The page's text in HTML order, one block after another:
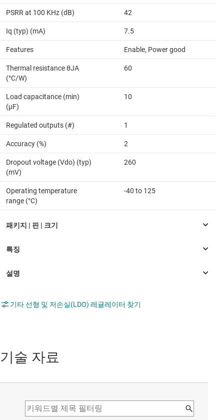
PSRR at 100 KHz (dB) 42
Iq (typ) (mA) 7.5
Features Enable, Power good
Thermal resistance θJA
(°C/W)
60
Load capacitance (min)
(µF)
10
Regulated outputs (#) 1
Accuracy (%) 2
Dropout voltage (Vdo) (typ)
(mV)
260
Operating temperature
range (°C)
-40 to 125
기타 선형 및 저손실(LDO) 레귤레이터 찾기
기술 자료